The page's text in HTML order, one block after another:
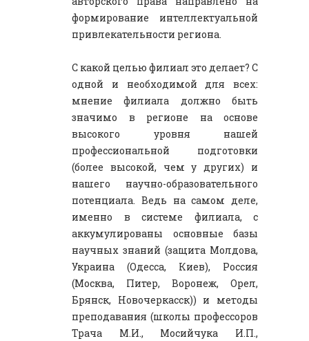
формирование интеллектуальной
привлекательности региона.
С какой целью филиал это делает? С
одной и необходимой для всех:
мнение филиала должно быть
значимо в регионе на основе
высокого уровня нашей
профессиональной подготовки
(более высокой, чем у других) и
нашего научно-образовательного
потенциала. Ведь на самом деле,
именно в системе филиала, с
аккумулированы основные базы
научных знаний (защита Молдова,
Украина (Одесса, Киев), Россия
(Москва, Питер, Воронеж, Орел,
Брянск, Новочеркасск)) и методы
преподавания (школы профессоров
Трача М.И., Мосийчука И.П.,